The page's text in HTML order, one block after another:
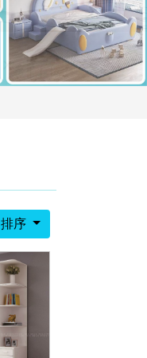
排序